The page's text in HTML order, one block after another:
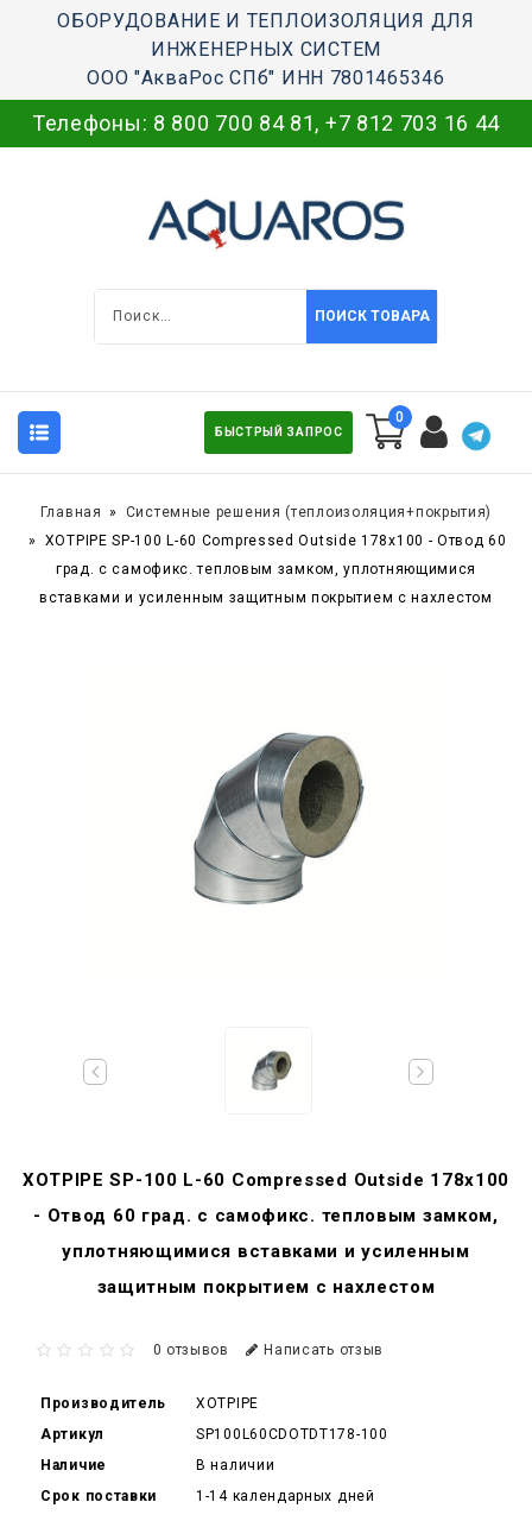
ОБОРУДОВАНИЕ И ТЕПЛОИЗОЛЯЦИЯ ДЛЯ
ИНЖЕНЕРНЫХ СИСТЕМ
ООО "АкваРос СПб" ИНН 7801465346
Телефоны: 8 800 700 84 81, +7 812 703 16 44
ПОИСК ТОВАРА
БЫСТРЫЙ ЗАПРОС
0
Главная
Системные решения (теплоизоляция+покрытия)
XOTPIPE SP-100 L-60 Compressed Outside 178x100 - Отвод 60
град. c самофикс. тепловым замком, уплотняющимися
вставками и усиленным защитным покрытием с нахлестом
XOTPIPE SP-100 L-60 Compressed Outside 178x100
- Отвод 60 град. c самофикс. тепловым замком,
уплотняющимися вставками и усиленным
защитным покрытием с нахлестом
0 отзывов Написать отзыв
Производитель
XOTPIPE
Артикул
SP100L60CDOTDT178-100
Наличие
В наличии
Срок поставки
1-14 календарных дней